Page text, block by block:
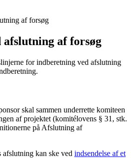
af forsøg
af forsøg
for indberetning ved afslutning
skal sammen underrette komiteen
af projektet (komitélovens § 31, stk.
på Afslutning af
kan ske ved indsendelse af et